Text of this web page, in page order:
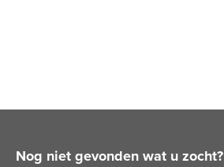
Nog niet gevonden wat u zocht?